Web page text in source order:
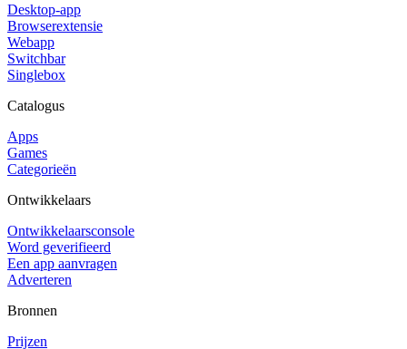
Desktop-app
Browserextensie
Webapp
Switchbar
Singlebox
Catalogus
Apps
Games
Categorieën
Ontwikkelaars
Ontwikkelaarsconsole
Word geverifieerd
Een app aanvragen
Adverteren
Bronnen
Prijzen